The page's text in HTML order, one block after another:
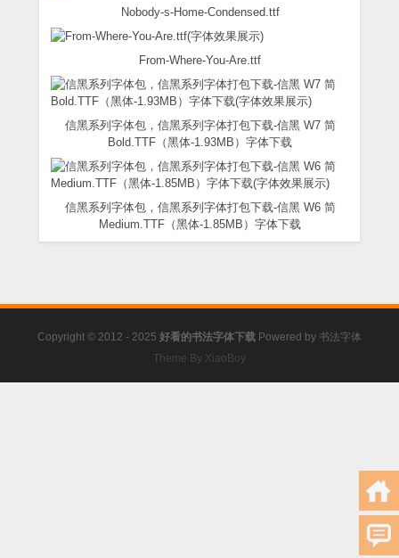
Nobody-s-Home-Condensed.ttf
From-Where-You-Are.ttf
信黑系列字体包，信黑系列字体打包下载-信黑 W7 简
Bold.TTF（黑体-1.93MB）字体下载
信黑系列字体包，信黑系列字体打包下载-信黑 W6 简
Medium.TTF（黑体-1.85MB）字体下载
Copyright © 2012 - 2025 好看的书法字体下载 Powered by 书法字体
Theme By XiaoBoy